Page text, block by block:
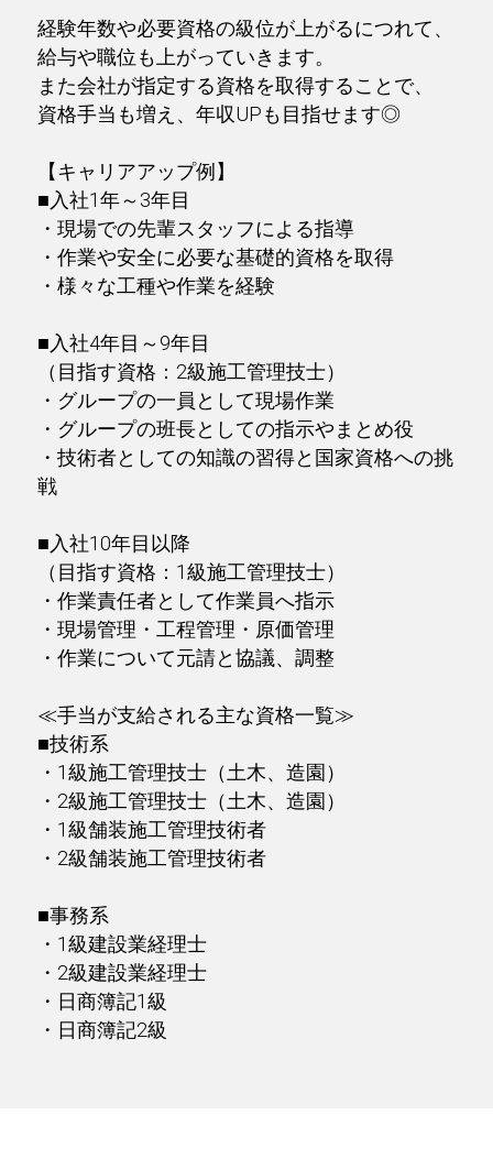
経験年数や必要資格の級位が上がるにつれて、
給与や職位も上がっていきます。
また会社が指定する資格を取得することで、
資格手当も増え、年収UPも目指せます◎
【キャリアアップ例】
■入社1年～3年目
・現場での先輩スタッフによる指導
・作業や安全に必要な基礎的資格を取得
・様々な工種や作業を経験
■入社4年目～9年目
（目指す資格：2級施工管理技士）
・グループの一員として現場作業
・グループの班長としての指示やまとめ役
・技術者としての知識の習得と国家資格への挑
戦
■入社10年目以降
（目指す資格：1級施工管理技士）
・作業責任者として作業員へ指示
・現場管理・工程管理・原価管理
・作業について元請と協議、調整
≪手当が支給される主な資格一覧≫
■技術系
・1級施工管理技士（土木、造園）
・2級施工管理技士（土木、造園）
・1級舗装施工管理技術者
・2級舗装施工管理技術者
■事務系
・1級建設業経理士
・2級建設業経理士
・日商簿記1級
・日商簿記2級